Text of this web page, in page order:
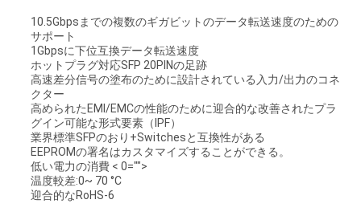
10.5Gbpsまでの複数のギガビットのデータ転送速度のための
サポート
1Gbpsに下位互換データ転送速度
ホットプラグ対応SFP 20PINの足跡
高速差分信号の塗布のために設計されている入力/出力のコネ
クター
高められたEMI/EMCの性能のために迎合的な改善されたプラ
グイン可能な形式要素（IPF）
業界標準SFPのおり+Switchesと互換性がある
EEPROMの署名はカスタマイズすることができる。
低い電力の消費 < 0="">
温度較差:0~ 70 °C
迎合的なRoHS-6